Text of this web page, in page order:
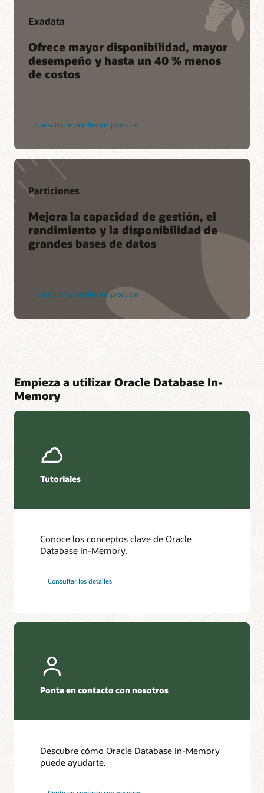
Exadata
Ofrece mayor disponibilidad, mayor
desempeño y hasta un 40 % menos
de costos
Consulta los detalles del producto
Particiones
Mejora la capacidad de gestión, el
rendimiento y la disponibilidad de
grandes bases de datos
Consulta los detalles del producto
Empieza a utilizar Oracle Database In-
Memory
Tutoriales
Conoce los conceptos clave de Oracle
Database In-Memory.
Consultar los detalles
Ponte en contacto con nosotros
Descubre cómo Oracle Database In-Memory
puede ayudarte.